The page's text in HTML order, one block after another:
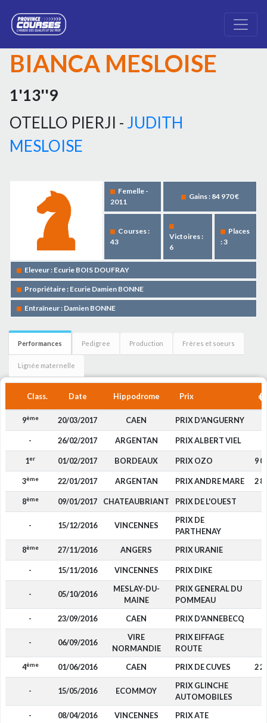
BIANCA MESLOISE
1'13''9
OTELLO PIERJI - JUDITH
MESLOISE
Femelle -
2011
Gains : 84 970 €
Courses :
43
Victoires :
6
Places
: 3
Eleveur : Ecurie BOIS DOUFRAY
Propriétaire : Ecurie Damien BONNE
Entraîneur : Damien BONNE
Performances Pedigree Production Frères et soeurs
Lignée maternelle
Class. Date Hippodrome Prix
9ème 20/03/2017 CAEN PRIX D'ANGUERNY
- 26/02/2017 ARGENTAN PRIX ALBERT VIEL
1er 01/02/2017 BORDEAUX PRIX OZO 9
3ème 22/01/2017 ARGENTAN PRIX ANDRE MARE 2
8ème 09/01/2017 CHATEAUBRIANT PRIX DE L'OUEST
- 15/12/2016 VINCENNES
PRIX DE
PARTHENAY
8ème 27/11/2016 ANGERS PRIX URANIE
- 15/11/2016 VINCENNES PRIX DIKE
- 05/10/2016
MESLAY-DU-
MAINE
PRIX GENERAL DU
POMMEAU
- 23/09/2016 CAEN PRIX D'ANNEBECQ
- 06/09/2016
VIRE
NORMANDIE
PRIX EIFFAGE
ROUTE
4ème 01/06/2016 CAEN PRIX DE CUVES 2
- 15/05/2016 ECOMMOY
PRIX GLINCHE
AUTOMOBILES
- 08/04/2016 VINCENNES PRIX ATE